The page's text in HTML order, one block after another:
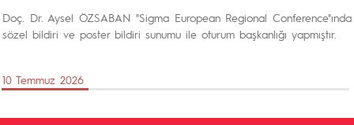
Doç. Dr. Aysel ÖZSABAN "Sigma European Regional Conference"ında
sözel bildiri ve poster bildiri sunumu ile oturum başkanlığı yapmıştır.
10 Temmuz 2026